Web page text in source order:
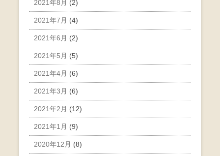
2021年8月 (2)
2021年7月 (4)
2021年6月 (2)
2021年5月 (5)
2021年4月 (6)
2021年3月 (6)
2021年2月 (12)
2021年1月 (9)
2020年12月 (8)